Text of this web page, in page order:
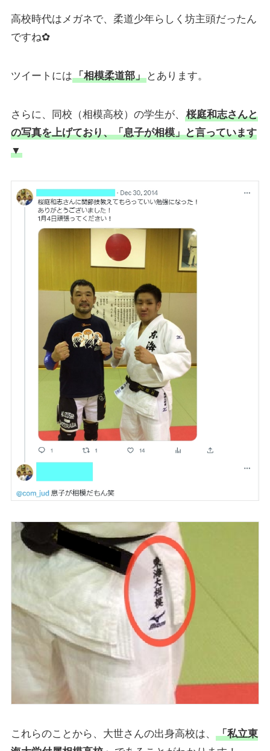
高校時代はメガネで、柔道少年らしく坊主頭だったん
ですね✿
ツイートには「相模柔道部」とあります。
さらに、同校（相模高校）の学生が、
桜庭和志さんと
の写真を上げており、「息子が相模」と言っています
▼
これらのことから、大世さんの出身高校は、
「私立東